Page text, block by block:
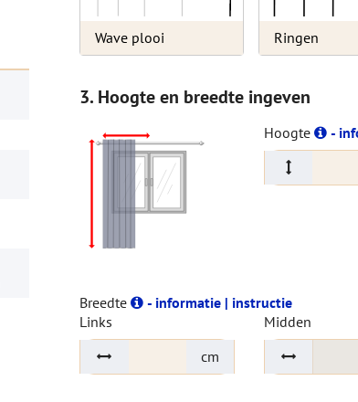
Wave plooi Ringen
3. Hoogte en breedte ingeven
Hoogte
-
Breedte
- informatie | instructie
Links
cm
Midden